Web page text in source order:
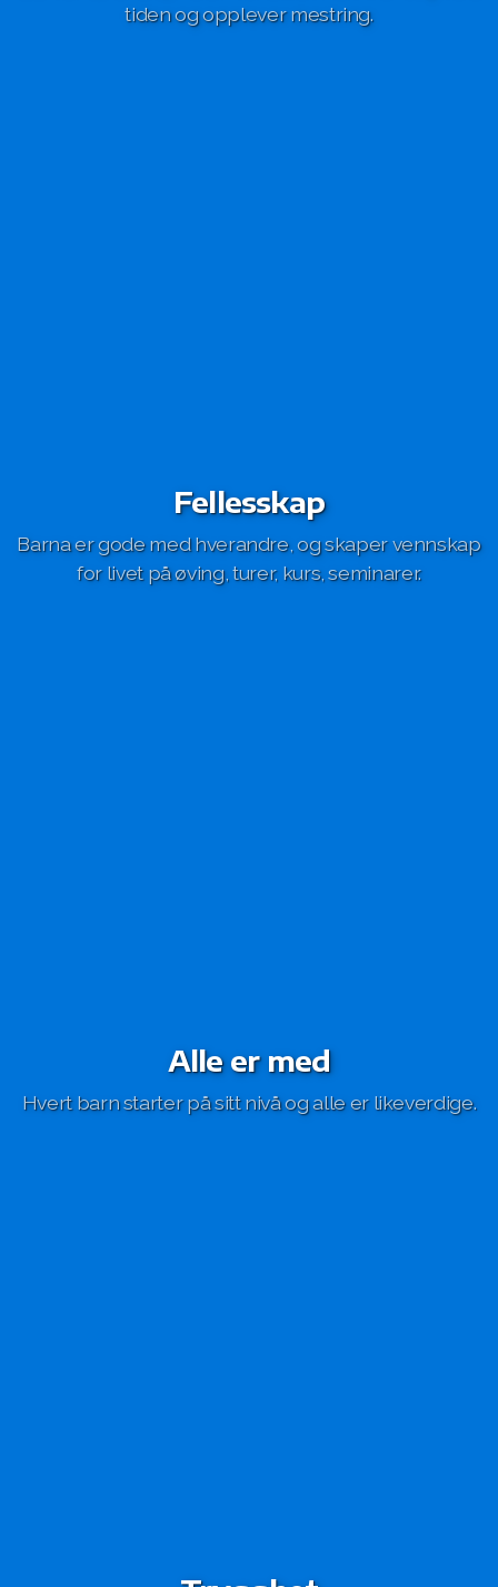
tiden og opplever mestring.
Fellesskap
Barna er gode med hverandre, og skaper vennskap
for livet på øving, turer, kurs, seminarer.
Alle er med
Hvert barn starter på sitt nivå og alle er likeverdige.